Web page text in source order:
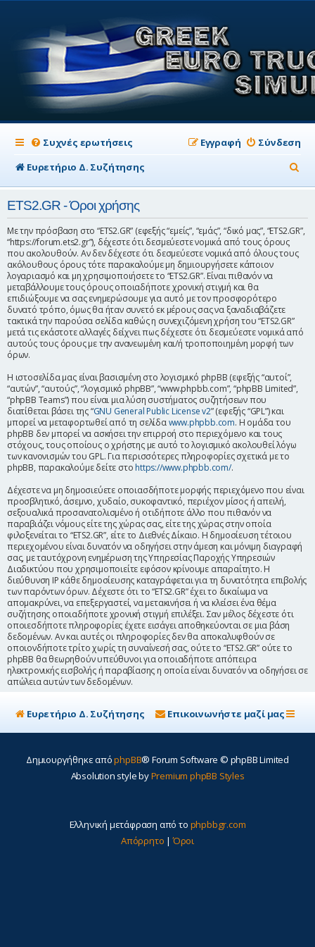
Συχνές ερωτήσεις Σύνδεση
Εγγραφή
Ευρετήριο Δ. Συζήτησης
ν
ζ
η
ETS2.GR - Όροι χρήσης
Με την πρόσβαση στο “ETS2.GR” (εφεξής “εμείς”, “εμάς”, “δικό μας”, “ETS2.GR”,
“https://forum.ets2.gr”), δέχεστε ότι δεσμεύεστε νομικά από τους όρους
που ακολουθούν. Αν δεν δέχεστε ότι δεσμεύεστε νομικά από όλους τους
ακόλουθους όρους τότε παρακαλούμε μη δημιουργήσετε κάποιον
λογαριασμό και μη χρησιμοποιήσετε το “ETS2.GR”. Είναι πιθανόν να
μεταβάλλουμε τους όρους οποιαδήποτε χρονική στιγμή και θα
επιδιώξουμε να σας ενημερώσουμε για αυτό με τον προσφορότερο
δυνατό τρόπο, όμως θα ήταν συνετό εκ μέρους σας να ξαναδιαβάζετε
τακτικά την παρούσα σελίδα καθώς η συνεχιζόμενη χρήση του “ETS2.GR”
μετά τις εκάστοτε αλλαγές δείχνει πως δέχεστε ότι δεσμεύεστε νομικά από
αυτούς τους όρους με την ανανεωμένη και/ή τροποποιημένη μορφή των
όρων.
Η ιστοσελίδα μας είναι βασισμένη στο λογισμικό phpBB (εφεξής “αυτοί”,
“αυτών”, “αυτούς”, “λογισμικό phpBB”, “www.phpbb.com”, “phpBB Limited”,
“phpBB Teams”) που είναι μια λύση συστήματος συζητήσεων που
διατίθεται βάσει της “GNU General Public License v2” (εφεξής “GPL”) και
μπορεί να μεταφορτωθεί από τη σελίδαwww.phpbb.com. Η ομάδα του
phpBB δεν μπορεί να ασκήσει την επιρροή στο περιεχόμενο και τους
στόχους, τους οποίους ο χρήστης με αυτό το λογισμικό ακολουθεί λόγω
των κανονισμών του GPL. Για περισσότερες πληροφορίες σχετικά με το
phpBB, παρακαλούμε δείτε στο https://www.phpbb.com/.
Δέχεστε να μη δημοσιεύετε οποιασδήποτε μορφής περιεχόμενο που είναι
προσβλητικό, άσεμνο, χυδαίο, συκοφαντικό, περιέχον μίσος ή απειλή,
σεξουαλικά προσανατολισμένο ή οτιδήποτε άλλο που πιθανόν να
παραβιάζει νόμους είτε της χώρας σας, είτε της χώρας στην οποία
φιλοξενείται το “ETS2.GR”, είτε το Διεθνές Δίκαιο. Η δημοσίευση τέτοιου
περιεχομένου είναι δυνατόν να οδηγήσει στην άμεση και μόνιμη διαγραφή
σας, με ταυτόχρονη ενημέρωση της Υπηρεσίας Παροχής Υπηρεσιών
Διαδικτύου που χρησιμοποιείτε εφόσον κρίνουμε απαραίτητο. Η
διεύθυνση IP κάθε δημοσίευσης καταγράφεται για τη δυνατότητα επιβολής
των παρόντων όρων. Δέχεστε ότι το “ETS2.GR” έχει το δικαίωμα να
απομακρύνει, να επεξεργαστεί, να μετακινήσει ή να κλείσει ένα θέμα
συζήτησης οποιαδήποτε χρονική στιγμή επιλέξει. Σαν μέλος δέχεστε ότι
οποιεσδήποτε πληροφορίες έχετε εισάγει αποθηκεύονται σε μια βάση
δεδομένων. Αν και αυτές οι πληροφορίες δεν θα αποκαλυφθούν σε
οποιονδήποτε τρίτο χωρίς τη συναίνεσή σας, ούτε το “ETS2.GR” ούτε το
phpBB θα θεωρηθούν υπεύθυνοι για οποιαδήποτε απόπειρα
ηλεκτρονικής εισβολής ή παραβίασης η οποία είναι δυνατόν να οδηγήσει σε
απώλεια αυτών των δεδομένων.
Ευρετήριο Δ. Συζήτησης Επικοινωνήστε μαζί μας
Δημιουργήθηκε απόphpBB® Forum Software © phpBB Limited
Absolution style byPremium phpBB Styles
Ελληνική μετάφραση από το phpbbgr.com
Απόρρητο |Όροι